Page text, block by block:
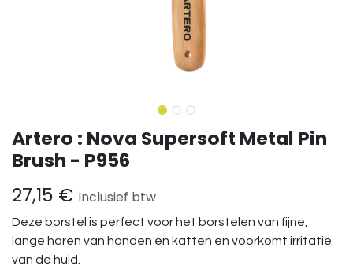
Artero : Nova Supersoft Metal Pin
Brush - P956
27,15 € Inclusief btw
Deze borstel is perfect voor het borstelen van fijne,
lange haren van honden en katten en voorkomt irritatie
van de huid.